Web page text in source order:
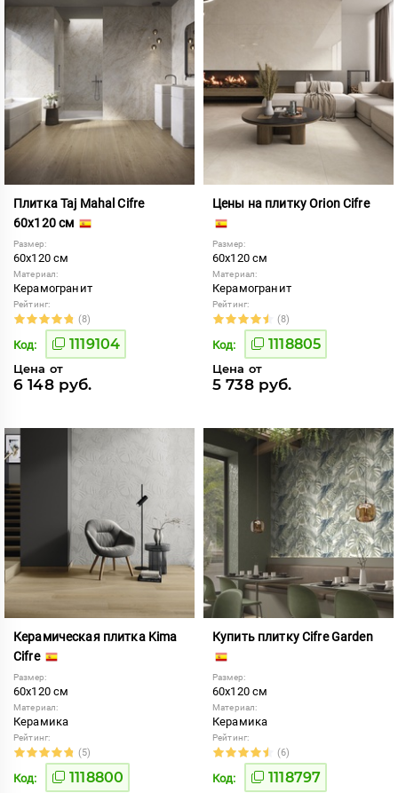
Плитка Taj Mahal Cifre
60x120 см
Размер:
60x120 см
Материал:
Керамогранит
Рейтинг:
(8)
Код: 1119104
Цена от
6 148 руб.
Цены на плитку Orion Cifre
Размер:
60x120 см
Материал:
Керамогранит
Рейтинг:
(8)
Код: 1118805
Цена от
5 738 руб.
Керамическая плитка Kima
Cifre
Размер:
60x120 см
Материал:
Керамика
Рейтинг:
(5)
Код: 1118800
Купить плитку Cifre Garden
Размер:
60x120 см
Материал:
Керамика
Рейтинг:
(6)
Код: 1118797